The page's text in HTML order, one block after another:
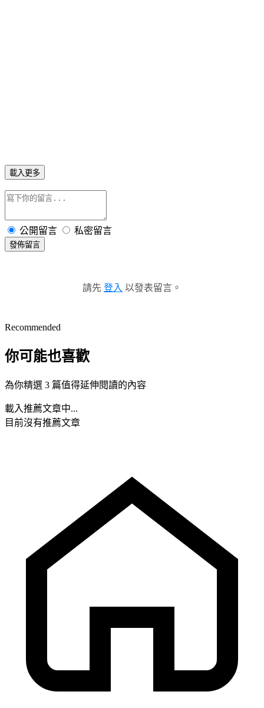
載入更多
公開留言 私密留言
發佈留言
請先 登入 以發表留言。
Recommended
你可能也喜歡
為你精選 3 篇值得延伸閱讀的內容
載入推薦文章中...
目前沒有推薦文章